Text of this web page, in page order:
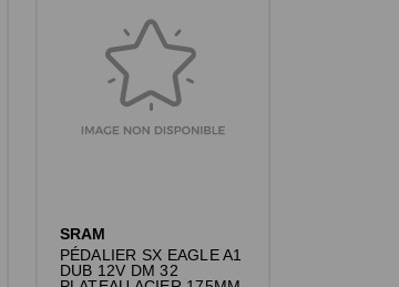
SRAM
PÉDALIER SX EAGLE A1
DUB 12V DM 32